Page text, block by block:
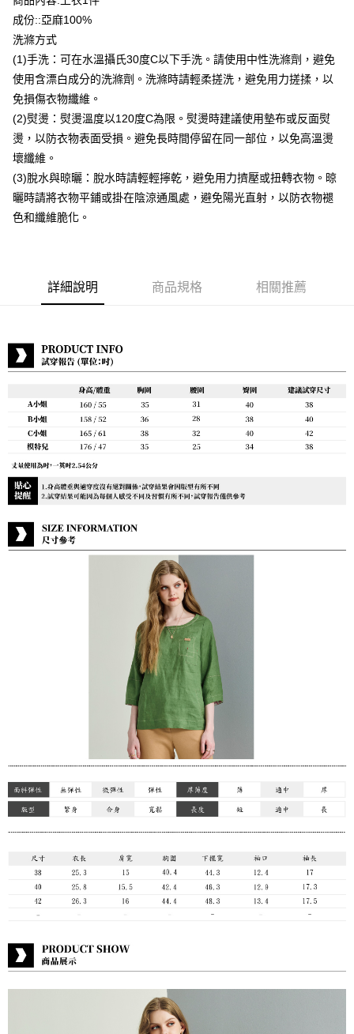
付款後全家取貨
每筆NT$80，滿NT$399(含以上)免運費
付款後7-11取貨
每筆NT$80，滿NT$888(含以上)免運費
宅配到府
每筆NT$80，滿NT$888(含以上)免運費
貨到付款
每筆NT$80，滿NT$888(含以上)免運費
成份::亞麻100%
洗滌方式
(1)手洗：可在水溫攝氏30度C以下手洗。請使用中性洗滌劑，避免
使用含漂白成分的洗滌劑。洗滌時請輕柔搓洗，避免用力搓揉，以
免損傷衣物纖維。
(2)熨燙：熨燙溫度以120度C為限。熨燙時建議使用墊布或反面熨
燙，以防衣物表面受損。避免長時間停留在同一部位，以免高溫燙
壞纖維。
(3)脫水與晾曬：脫水時請輕輕擰乾，避免用力擠壓或扭轉衣物。晾
曬時請將衣物平鋪或掛在陰涼通風處，避免陽光直射，以防衣物褪
色和纖維脆化。
詳細說明 商品規格 相關推薦